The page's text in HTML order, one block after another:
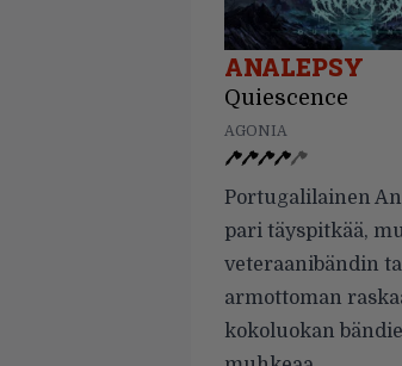
ANALEPSY
Quiescence
AGONIA
Portugalilainen
pari täyspitkää,
veteraanibändin
armottoman
kokoluokan